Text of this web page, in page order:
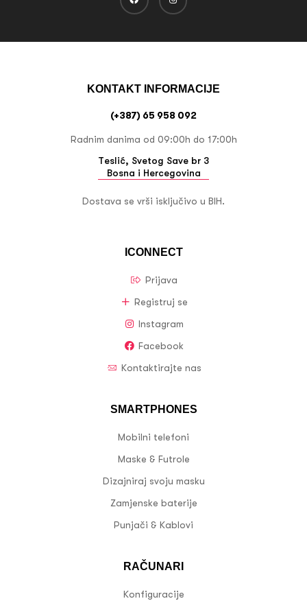
ICONNECT
Prijava
Registruj se
Instagram
Facebook
Kontaktirajte nas
SMARTPHONES
Mobilni telefoni
Maske & Futrole
Dizajniraj svoju masku
Zamjenske baterije
Punjači & Kablovi
RAČUNARI
Konfiguracije
KONTAKT INFORMACIJE
(+387) 65 958 092
Radnim danima od 09:00h do 17:00h
Teslić, Svetog Save br 3
Bosna i Hercegovina
Dostava se vrši isključivo u BIH.